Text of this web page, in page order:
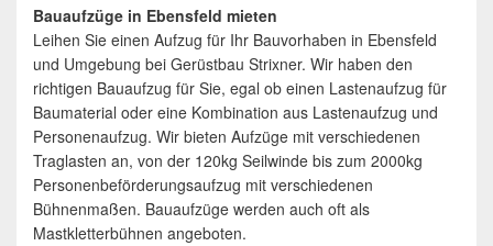
Bauaufzüge in Ebensfeld mieten
Leihen Sie einen Aufzug für Ihr Bauvorhaben in Ebensfeld
und Umgebung bei Gerüstbau Strixner. Wir haben den
richtigen Bauaufzug für Sie, egal ob einen Lastenaufzug für
Baumaterial oder eine Kombination aus Lastenaufzug und
Personenaufzug. Wir bieten Aufzüge mit verschiedenen
Traglasten an, von der 120kg Seilwinde bis zum 2000kg
Personenbeförderungsaufzug mit verschiedenen
Bühnenmaßen. Bauaufzüge werden auch oft als
Mastkletterbühnen angeboten.